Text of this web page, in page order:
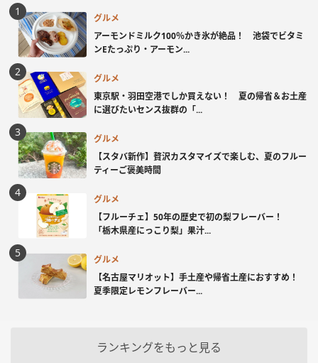
グルメ
アーモンドミルク100％かき氷が絶品！ 池袋でビタミ
ンEたっぷり・アーモン...
グルメ
東京駅・羽田空港でしか買えない！ 夏の帰省＆お土産
に選びたいセンス抜群の「...
グルメ
【スタバ新作】贅沢カスタマイズで楽しむ、夏のフルー
ティーご褒美時間
グルメ
【フルーチェ】50年の歴史で初の梨フレーバー！
「栃木県産にっこり梨」果汁...
グルメ
【名古屋マリオット】手土産や帰省土産におすすめ！
夏季限定レモンフレーバー...
ランキングをもっと見る